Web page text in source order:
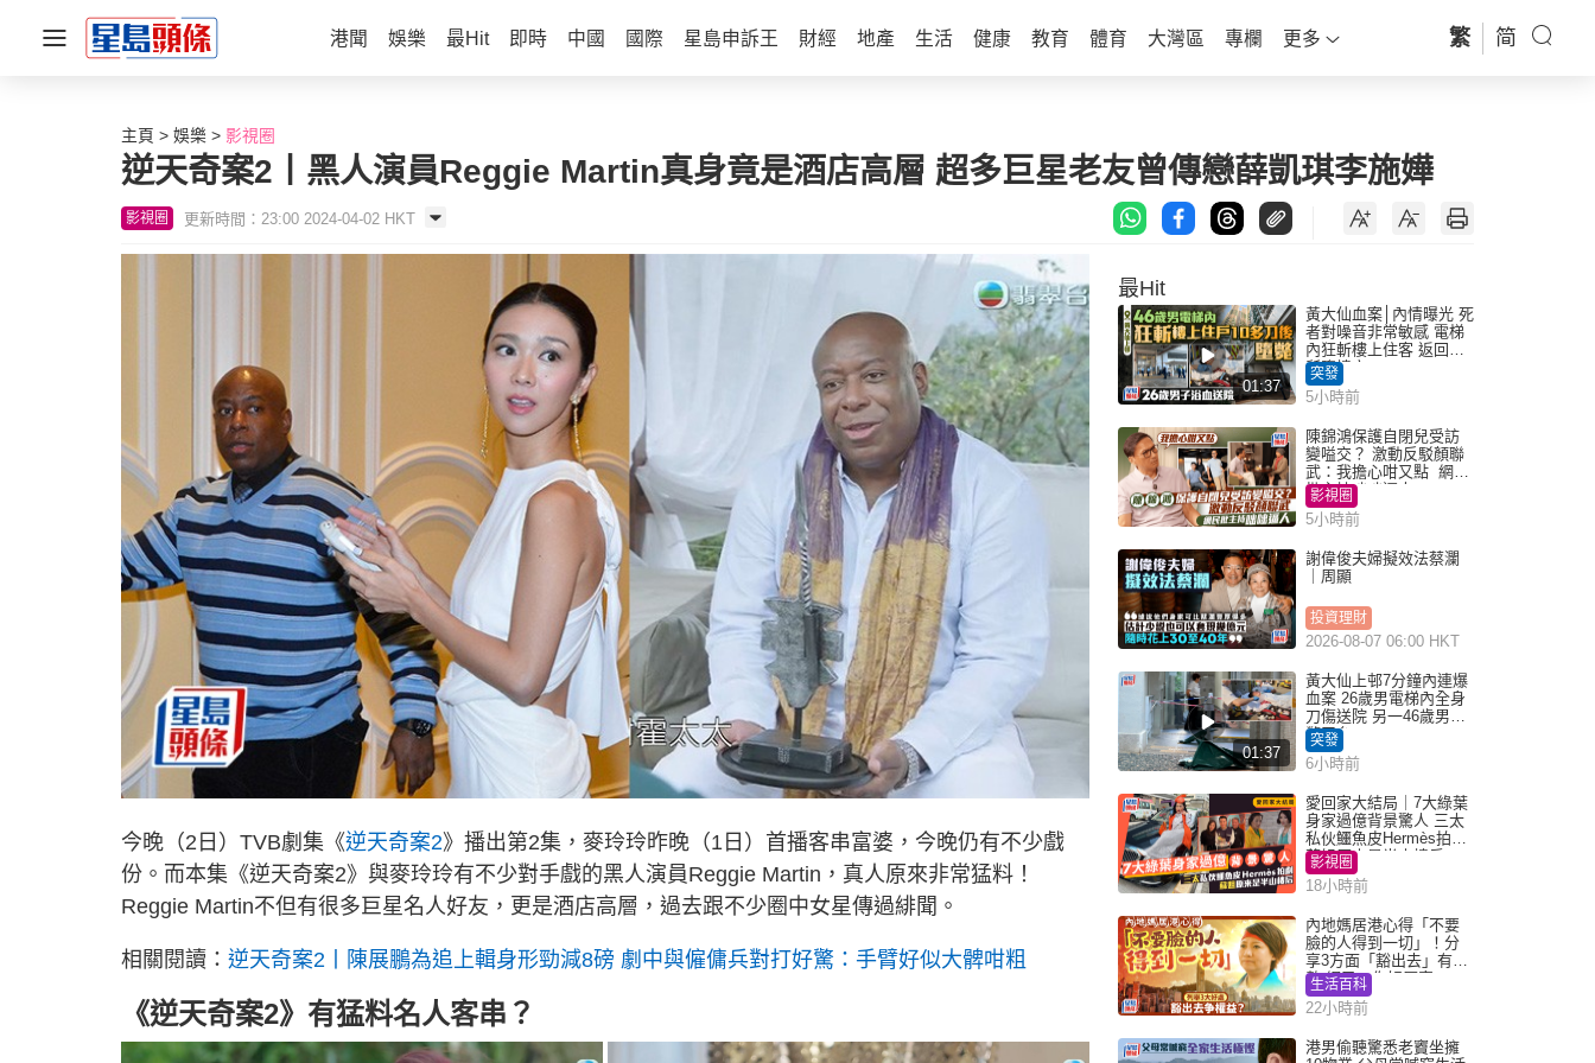
港聞 娛樂 最Hit 即時 中國 國際 星島申訴王 財經 地產 生活 健康 教育 體育 大灣區 專欄 更多 繁 简
主頁 娛樂 影視圈
逆天奇案2丨黑人演員Reggie Martin真身竟是酒店高層 超多巨星老友曾傳戀薛凱琪李施嬅
影視圈 更新時間：23:00 2024-04-02 HKT
今晚（2日）TVB劇集《逆天奇案2》播出第2集，麥玲玲昨晚（1日）首播客串富婆，今晚仍有不少戲
份。而本集《逆天奇案2》與麥玲玲有不少對手戲的黑人演員Reggie Martin，真人原來非常猛料！
Reggie Martin不但有很多巨星名人好友，更是酒店高層，過去跟不少圈中女星傳過緋聞。
相關閱讀： 逆天奇案2丨陳展鵬為追上輯身形勁減8磅 劇中與僱傭兵對打好驚：手臂好似大髀咁粗
《逆天奇案2》有猛料名人客串？
最Hit
01:37
黃大仙血案│內情曝光 死
者對噪音非常敏感 電梯
內狂斬樓上住客 返回住
所墮樓亡
突發
5小時前
陳錦鴻保護自閉兒受訪
變嗌交？ 激動反駁顏聯
武：我擔心咁又點 網民
批主持咄咄逼人
影視圈
5小時前
謝偉俊夫婦擬效法蔡瀾
｜周顯
投資理財
2026-08-07 06:00 HKT
01:37
黃大仙上邨7分鐘內連爆
血案 26歲男電梯內全身
刀傷送院 另一46歲男倒
斃平台
突發
6小時前
愛回家大結局｜7大綠葉
身家過億背景驚人 三太
私伙鱷魚皮Hermès拍劇
蘇姐原來是半山樓后
影視圈
18小時前
內地媽居港心得「不要
臉的人得到一切」！分
享3方面「豁出去」有著
數 網民：你好厲害
生活百科
22小時前
港男偷聽驚悉老竇坐擁